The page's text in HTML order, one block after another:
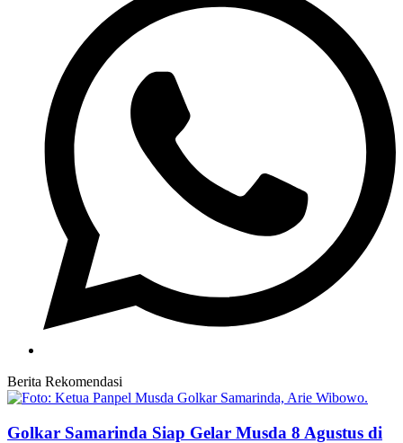
Berita Rekomendasi
Golkar Samarinda Siap Gelar Musda 8 Agustus di